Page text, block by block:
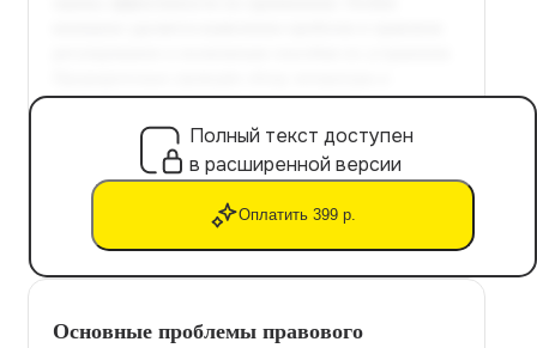
Полный текст доступен
в расширенной версии
Оплатить 399 р.
Основные проблемы правового